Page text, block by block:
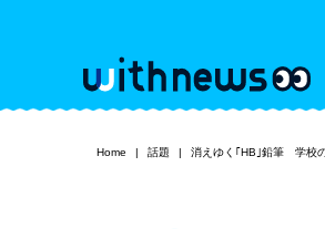
Home 話題 消えゆく｢HB｣鉛筆 学校